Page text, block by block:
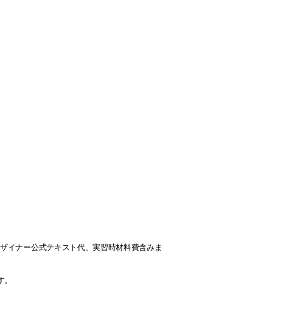
イナー公式テキスト代、実習時材料費含みま
。